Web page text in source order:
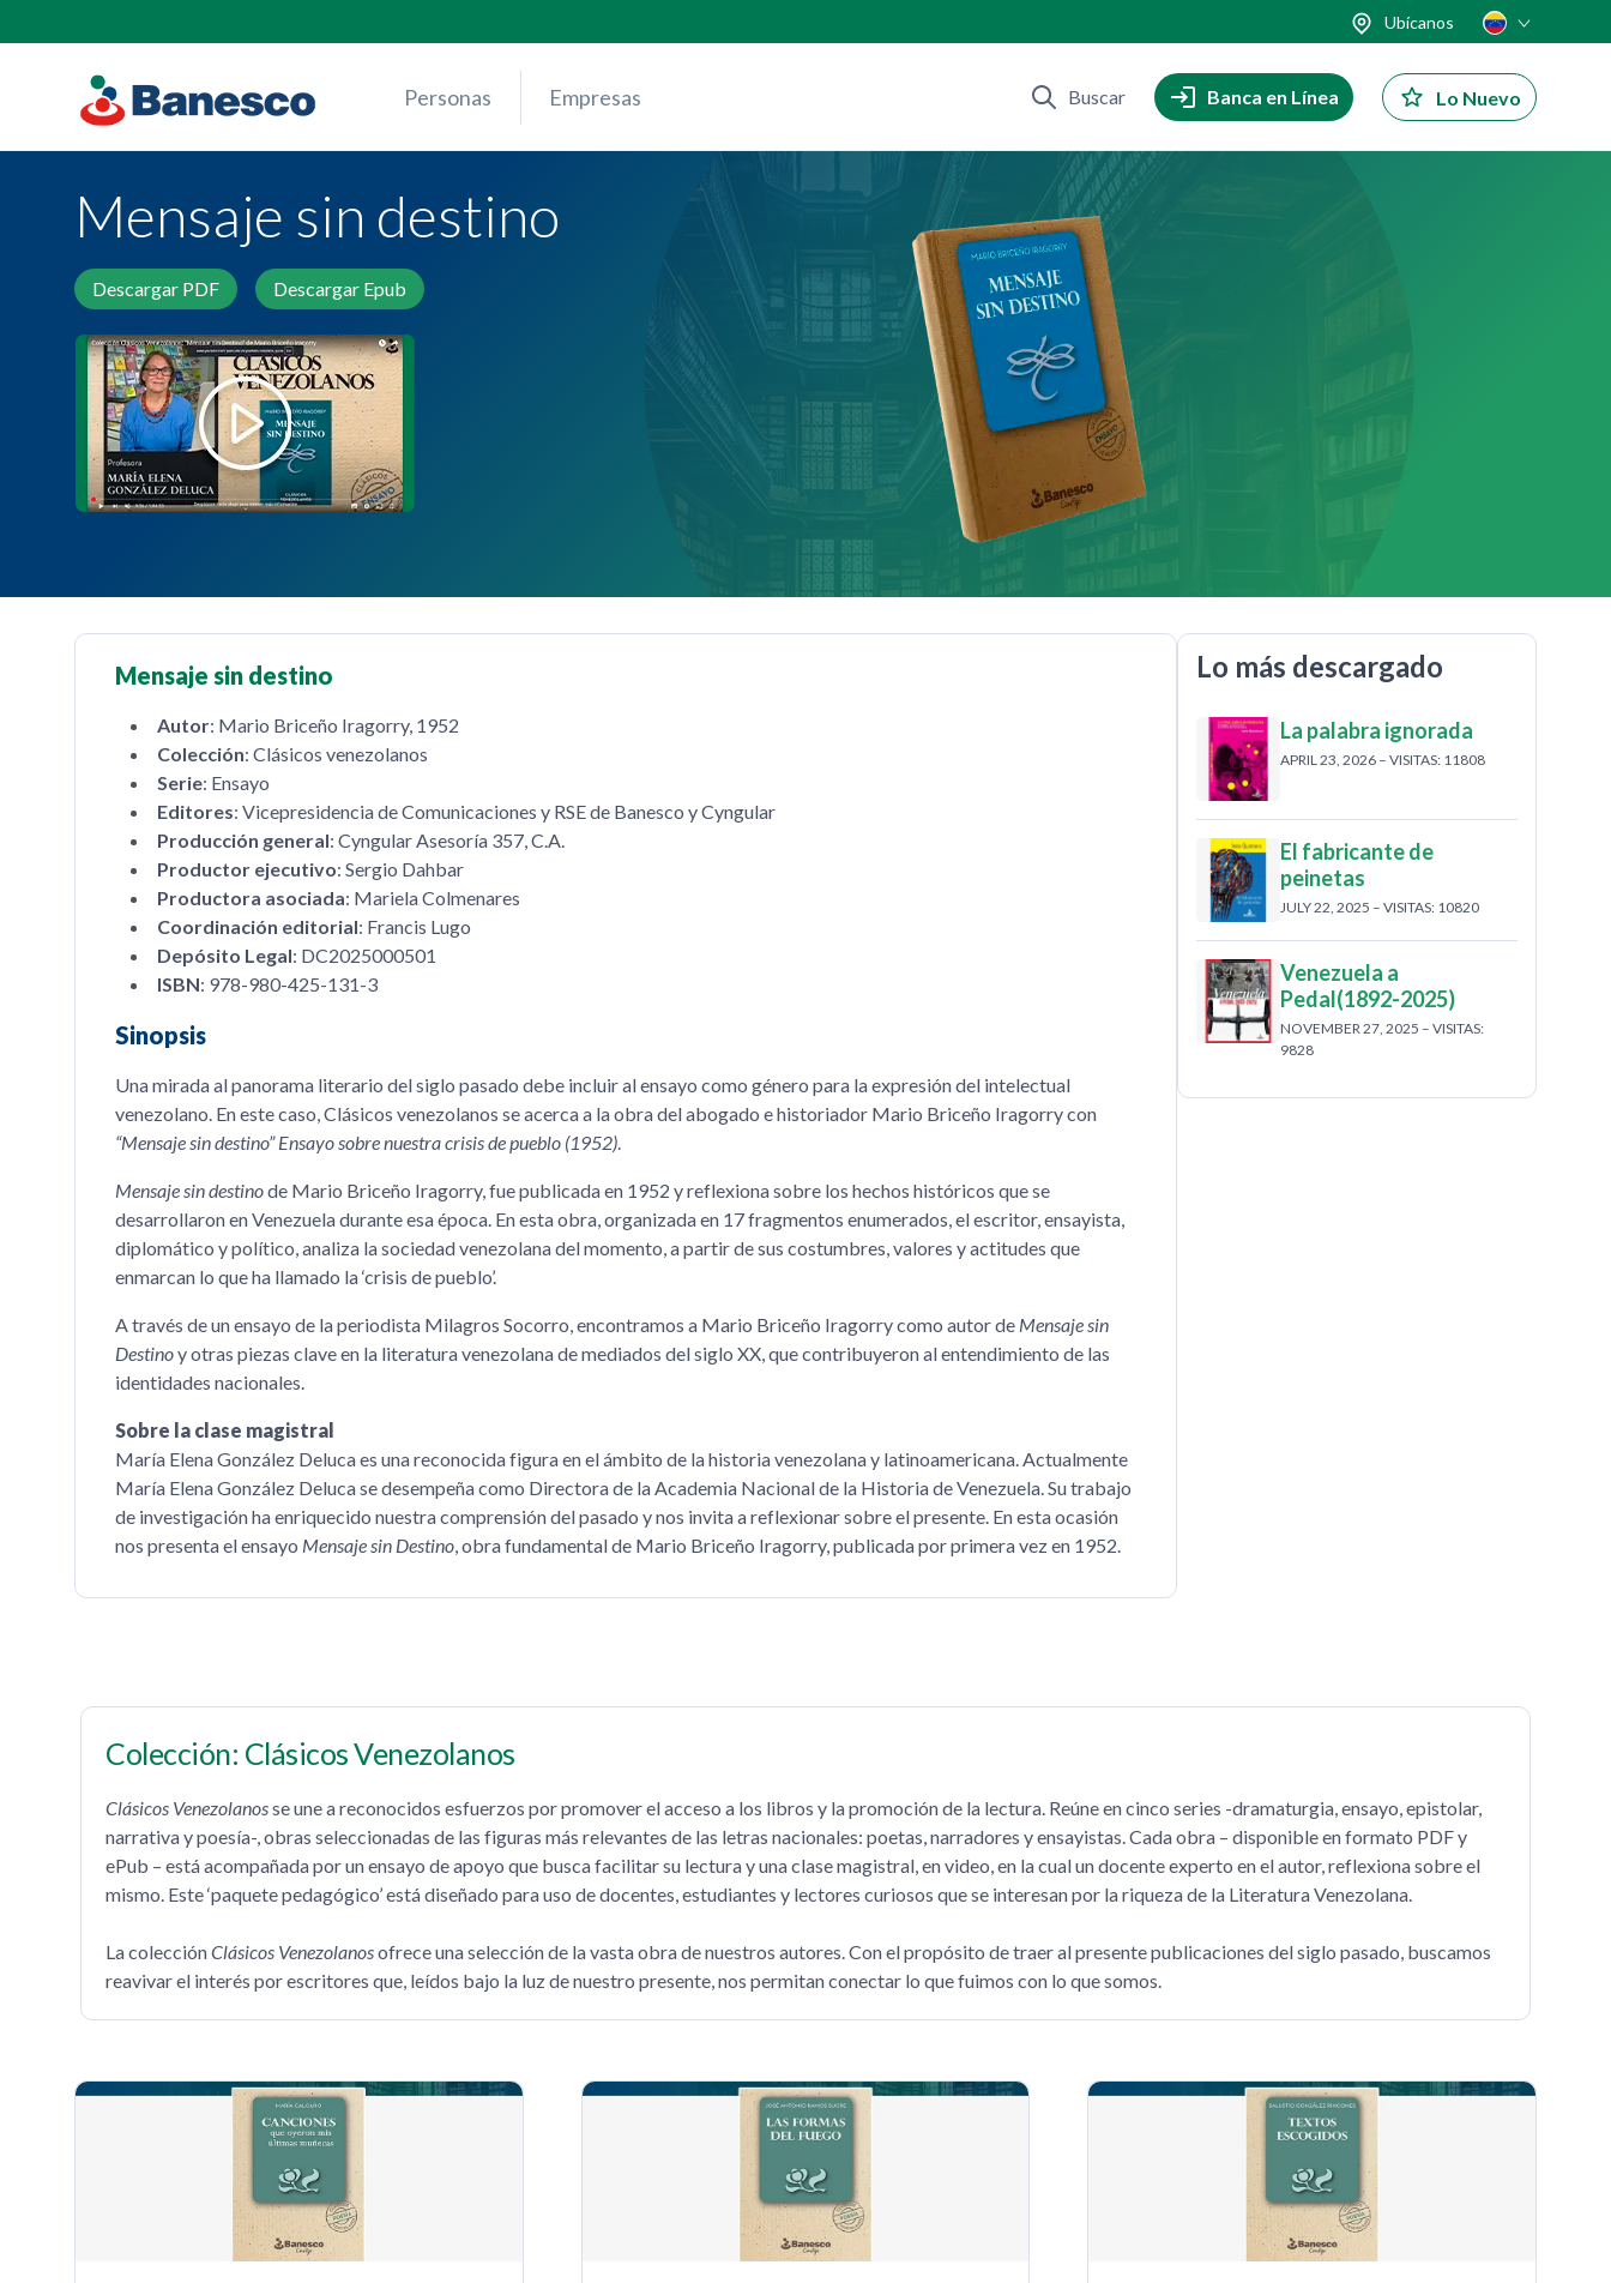
content
Ubícanos
Personas Empresas Buscar Banca en Línea Lo Nuevo
Mensaje sin destino
Descargar PDF Descargar Epub
Mensaje sin destino
Autor: Mario Briceño Iragorry, 1952
Colección: Clásicos venezolanos
Serie: Ensayo
Editores: Vicepresidencia de Comunicaciones y RSE de Banesco y Cyngular
Producción general: Cyngular Asesoría 357, C.A.
Productor ejecutivo: Sergio Dahbar
Productora asociada: Mariela Colmenares
Coordinación editorial: Francis Lugo
Depósito Legal: DC2025000501
ISBN: 978-980-425-131-3
Sinopsis
Una mirada al panorama literario del siglo pasado debe incluir al ensayo como género para la expresión del intelectual
venezolano. En este caso, Clásicos venezolanos se acerca a la obra del abogado e historiador Mario Briceño Iragorry con
“Mensaje sin destino” Ensayo sobre nuestra crisis de pueblo (1952).
Mensaje sin destinode Mario Briceño Iragorry, fue publicada en 1952 y reflexiona sobre los hechos históricos que se
desarrollaron en Venezuela durante esa época. En esta obra, organizada en 17 fragmentos enumerados, el escritor, ensayista,
diplomático y político, analiza la sociedad venezolana del momento, a partir de sus costumbres, valores y actitudes que
enmarcan lo que ha llamado la ‘crisis de pueblo’.
A través de un ensayo de la periodista Milagros Socorro, encontramos a Mario Briceño Iragorry como autor de Mensaje sin
Destinoy otras piezas clave en la literatura venezolana de mediados del siglo XX, que contribuyeron al entendimiento de las
identidades nacionales.
Sobre la clase magistral
María Elena González Deluca es una reconocida figura en el ámbito de la historia venezolana y latinoamericana. Actualmente
María Elena González Deluca se desempeña como Directora de la Academia Nacional de la Historia de Venezuela. Su trabajo
de investigación ha enriquecido nuestra comprensión del pasado y nos invita a reflexionar sobre el presente. En esta ocasión
nos presenta el ensayo Mensaje sin Destino, obra fundamental de Mario Briceño Iragorry, publicada por primera vez en 1952.
Lo más descargado
La palabra ignorada
APRIL 23, 2026 – VISITAS: 11808
El fabricante de
peinetas
JULY 22, 2025 – VISITAS: 10820
Venezuela a
Pedal(1892-2025)
NOVEMBER 27, 2025 – VISITAS:
9828
Colección: Clásicos Venezolanos
Clásicos Venezolanosse une a reconocidos esfuerzos por promover el acceso a los libros y la promoción de la lectura. Reúne en cinco series -dramaturgia, ensayo, epistolar,
narrativa y poesía-, obras seleccionadas de las figuras más relevantes de las letras nacionales: poetas, narradores y ensayistas. Cada obra – disponible en formato PDF y
ePub – está acompañada por un ensayo de apoyo que busca facilitar su lectura y una clase magistral, en video, en la cual un docente experto en el autor, reflexiona sobre el
mismo. Este ‘paquete pedagógico’ está diseñado para uso de docentes, estudiantes y lectores curiosos que se interesan por la riqueza de la Literatura Venezolana.
La colecciónClásicos Venezolanosofrece una selección de la vasta obra de nuestros autores. Con el propósito de traer al presente publicaciones del siglo pasado, buscamos
reavivar el interés por escritores que, leídos bajo la luz de nuestro presente, nos permitan conectar lo que fuimos con lo que somos.